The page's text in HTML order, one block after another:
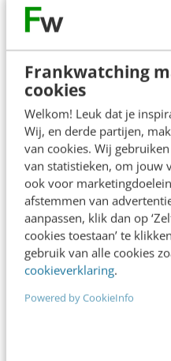
Frankwatching
cookies
Welkom! Leuk dat je
Wij, en derde partijen,
van cookies. Wij
van statistieken, om jouw
ook voor
afstemmen van
aanpassen, klik dan op
cookies toestaan’ te
gebruik van alle cookies
cookieverklaring.
Powered by CookieInfo
Contact
+31 30 200 1045
Tarieven
Meer contactopties
Frankwatching
Adverteren
Contact